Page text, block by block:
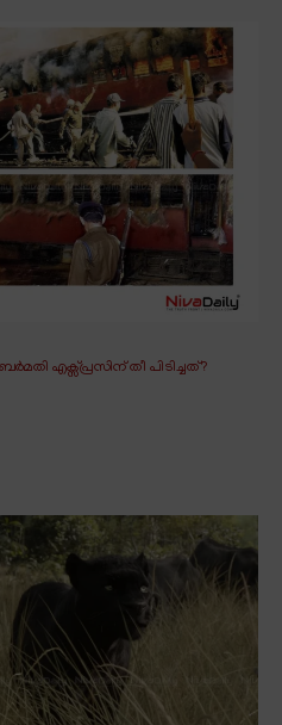
എക്സ്പ്രസിന് തീ പിടിച്ചത്?